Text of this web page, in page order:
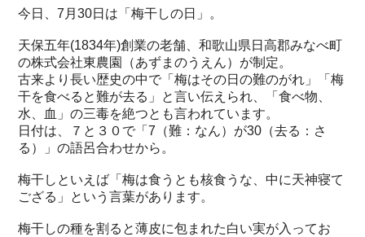
今日、7月30日は「梅干しの日」。
天保五年(1834年)創業の老舗、和歌山県日高郡みなべ町
の株式会社東農園（あずまのうえん）が制定。
古来より長い歴史の中で「梅はその日の難のがれ」「梅
干を食べると難が去る」と言い伝えられ、「食べ物、
水、血」の三毒を絶つとも言われています。
日付は、７と３０で「7（難：なん）が30（去る：さ
る）」の語呂合わせから。
梅干しといえば「梅は食うとも核食うな、中に天神寝て
ござる」という言葉があります。
梅干しの種を割ると薄皮に包まれた白い実が入ってお